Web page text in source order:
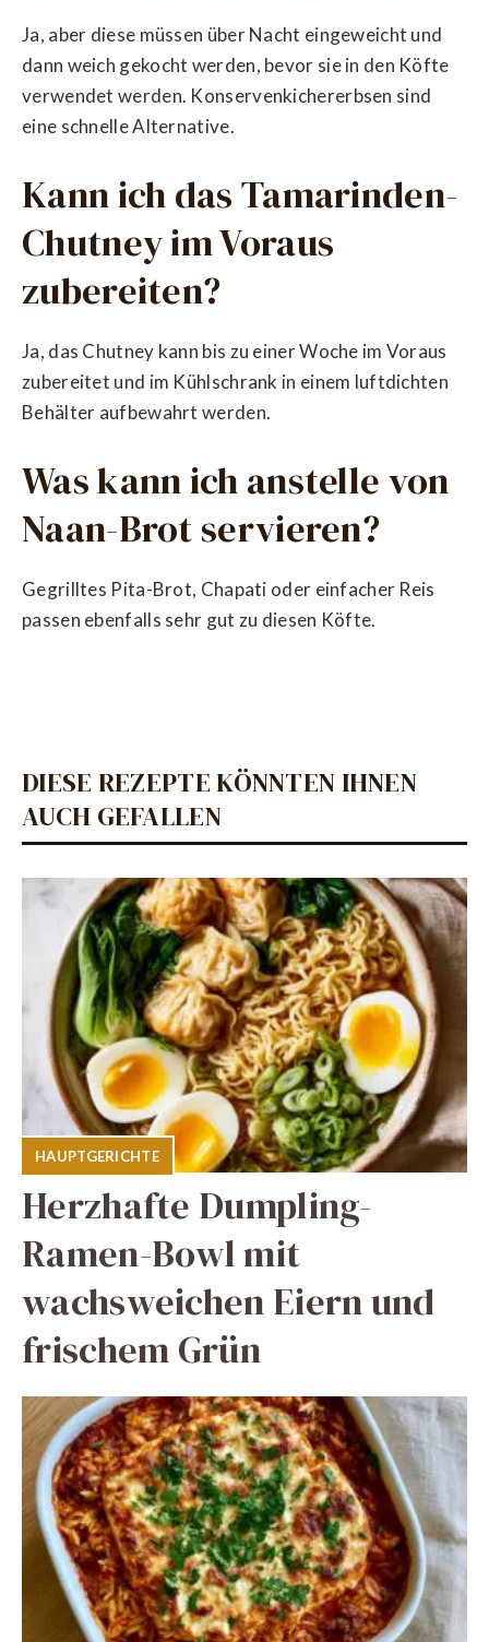
Ja, aber diese müssen über Nacht eingeweicht und
dann weich gekocht werden, bevor sie in den Köfte
verwendet werden. Konservenkichererbsen sind
eine schnelle Alternative.
Kann ich das Tamarinden-
Chutney im Voraus
zubereiten?
Ja, das Chutney kann bis zu einer Woche im Voraus
zubereitet und im Kühlschrank in einem luftdichten
Behälter aufbewahrt werden.
Was kann ich anstelle von
Naan-Brot servieren?
Gegrilltes Pita-Brot, Chapati oder einfacher Reis
passen ebenfalls sehr gut zu diesen Köfte.
DIESE REZEPTE KÖNNTEN IHNEN
AUCH GEFALLEN
HAUPTGERICHTE
Herzhafte Dumpling-
Ramen-Bowl mit
wachsweichen Eiern und
frischem Grün